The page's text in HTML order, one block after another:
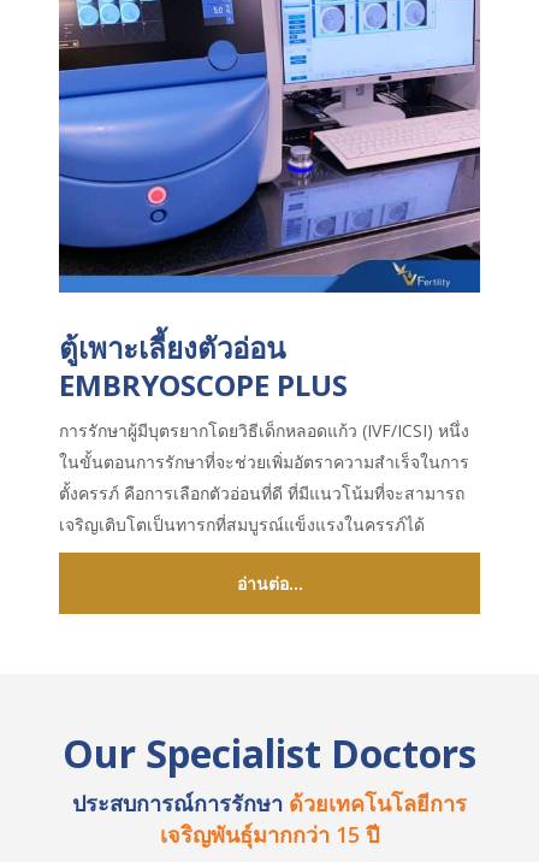
ตู้เพาะเลี้ยงตัวอ่อน
EMBRYOSCOPE PLUS
การรักษาผู้มีบุตรยากโดยวิธีเด็กหลอดแก้ว (IVF/ICSI) หนึ่ง
ในขั้นตอนการรักษาที่จะช่วยเพิ่มอัตราความสำเร็จในการ
ตั้งครรภ์ คือการเลือกตัวอ่อนที่ดี ที่มีแนวโน้มที่จะสามารถ
เจริญเติบโตเป็นทารกที่สมบูรณ์แข็งแรงในครรภ์ได้
อ่านต่อ...
Our Specialist Doctors
ประสบการณ์การรักษา ด้วยเทคโนโลยีการ
เจริญพันธุ์มากกว่า 15 ปี